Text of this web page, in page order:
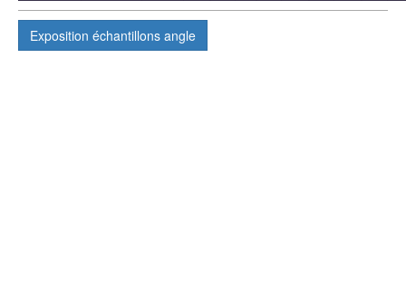
Exposition échantillons angle